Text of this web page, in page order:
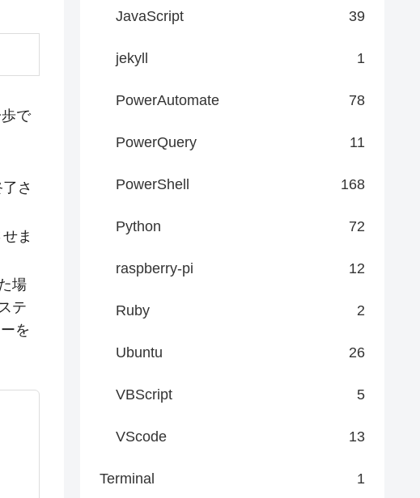
で
さ
ま
場
テ
を
JavaScript 39
jekyll 1
PowerAutomate 78
PowerQuery 11
PowerShell 168
Python 72
raspberry-pi 12
Ruby 2
Ubuntu 26
VBScript 5
VScode 13
Terminal 1